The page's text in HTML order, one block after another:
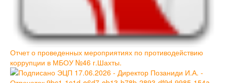
Отчет о проведенных мероприятиях по противодействию
коррупции в МБОУ №46 г.Шахты.